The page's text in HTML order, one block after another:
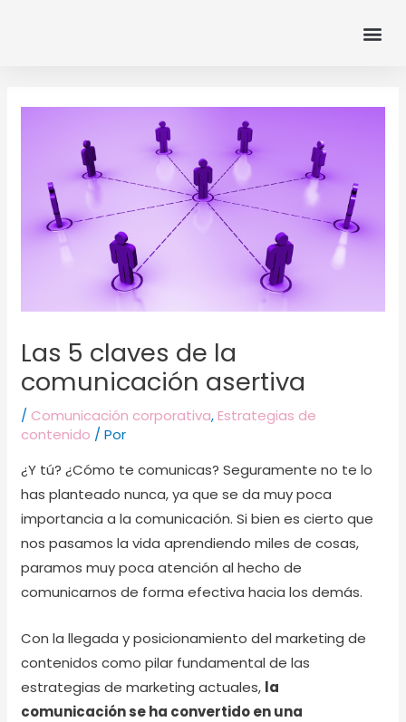
Las 5 claves de la
comunicación asertiva
/ Comunicación corporativa,Estrategias de
contenido / Por
¿Y tú? ¿Cómo te comunicas? Seguramente no te lo
has planteado nunca, ya que se da muy poca
importancia a la comunicación. Si bien es cierto que
nos pasamos la vida aprendiendo miles de cosas,
paramos muy poca atención al hecho de
comunicarnos de forma efectiva hacia los demás.
Con la llegada y posicionamiento del marketing de
contenidos como pilar fundamental de las
estrategias de marketing actuales, la
comunicación se ha convertido en una